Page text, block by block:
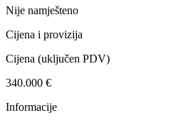
Nije namješteno
Cijena i provizija
Cijena (uključen PDV)
340.000 €
Informacije